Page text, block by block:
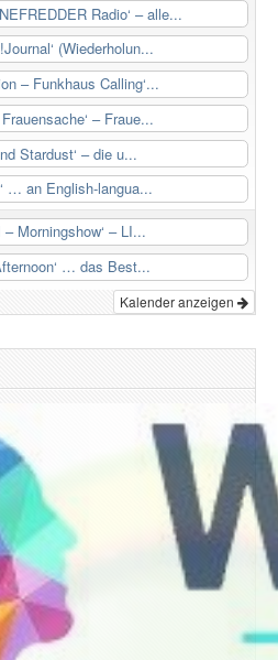
Radio‘ – alle...
(Wiederholun...
– Funkhaus Calling‘...
– Fraue...
Stardust‘ – die u...
… an English-langua...
– Morningshow‘ – LI...
… das Best...
Kalender anzeigen